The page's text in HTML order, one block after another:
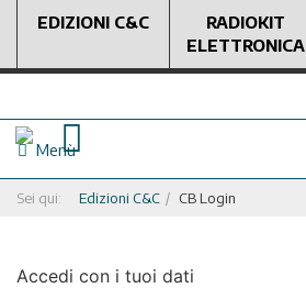
EDIZIONI C&C
RADIOKIT
ELETTRONICA
Menù
Sei qui: Edizioni C&C CB Login
Accedi con i tuoi dati